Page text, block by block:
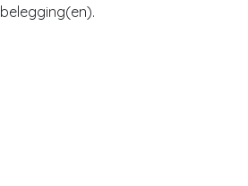
belegging(en).